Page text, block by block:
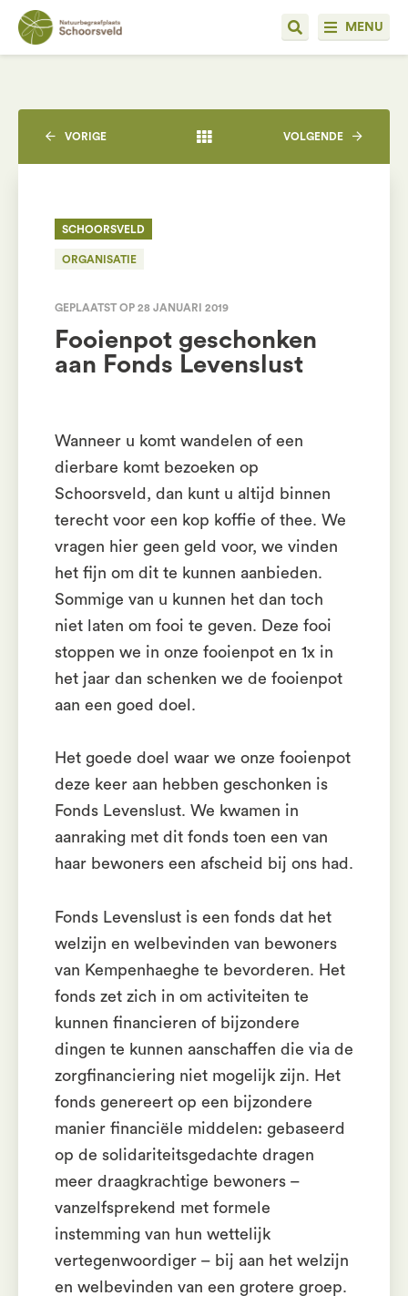
MENU
VORIGE VOLGENDE
SCHOORSVELD
ORGANISATIE
GEPLAATST OP 28 JANUARI 2019
Fooienpot geschonken
aan Fonds Levenslust
Wanneer u komt wandelen of een
dierbare komt bezoeken op
Schoorsveld, dan kunt u altijd binnen
terecht voor een kop koffie of thee. We
vragen hier geen geld voor, we vinden
het fijn om dit te kunnen aanbieden.
Sommige van u kunnen het dan toch
niet laten om fooi te geven. Deze fooi
stoppen we in onze fooienpot en 1x in
het jaar dan schenken we de fooienpot
aan een goed doel.
Het goede doel waar we onze fooienpot
deze keer aan hebben geschonken is
Fonds Levenslust. We kwamen in
aanraking met dit fonds toen een van
haar bewoners een afscheid bij ons had.
Fonds Levenslust is een fonds dat het
welzijn en welbevinden van bewoners
van Kempenhaeghe te bevorderen. Het
fonds zet zich in om activiteiten te
kunnen financieren of bijzondere
dingen te kunnen aanschaffen die via de
zorgfinanciering niet mogelijk zijn. Het
fonds genereert op een bijzondere
manier financiële middelen: gebaseerd
op de solidariteitsgedachte dragen
meer draagkrachtige bewoners –
vanzelfsprekend met formele
instemming van hun wettelijk
vertegenwoordiger – bij aan het welzijn
en welbevinden van een grotere groep.